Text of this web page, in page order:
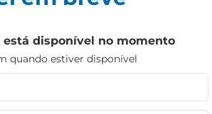
está disponível no momento
quando estiver disponível